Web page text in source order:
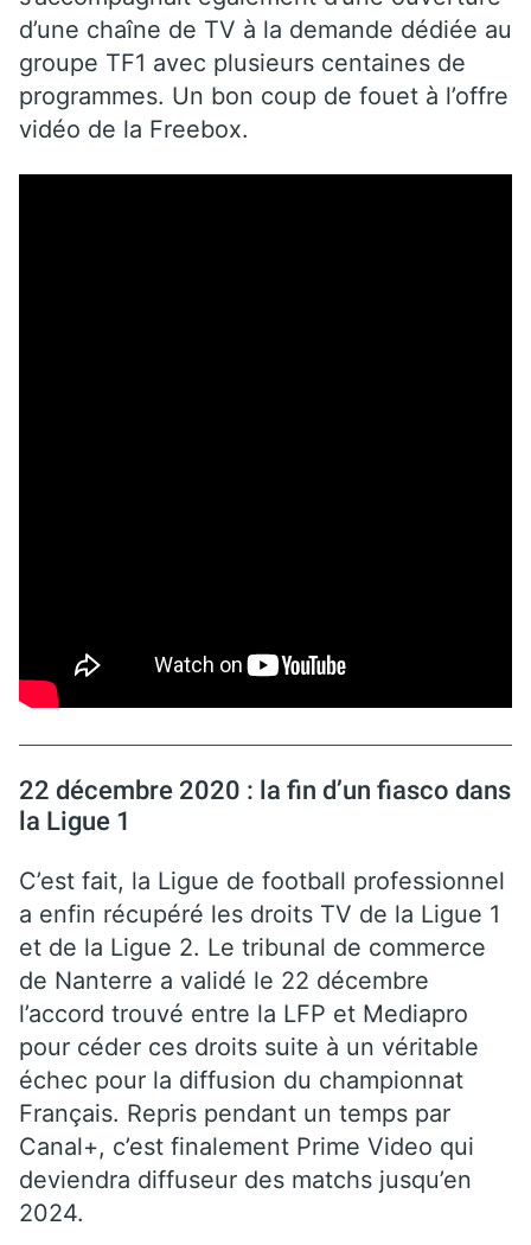
d’une chaîne de TV à la demande dédiée au
groupe TF1 avec plusieurs centaines de
programmes. Un bon coup de fouet à l’offre
vidéo de la Freebox.
22 décembre 2020 : la fin d’un fiasco dans
la Ligue 1
C’est fait, la Ligue de football professionnel
a enfin récupéré les droits TV de la Ligue 1
et de la Ligue 2. Le tribunal de commerce
de Nanterre a validé le 22 décembre
l’accord trouvé entre la LFP et Mediapro
pour céder ces droits suite à un véritable
échec pour la diffusion du championnat
Français. Repris pendant un temps par
Canal+, c’est finalement Prime Video qui
deviendra diffuseur des matchs jusqu’en
2024.